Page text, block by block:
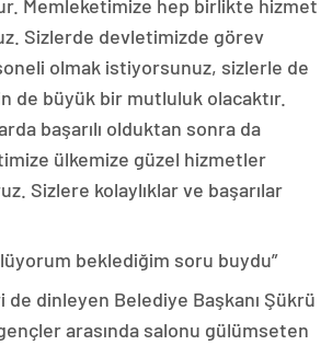
Memleketimize hep birlikte hizmet
Sizlerde devletimizde görev
olmak istiyorsunuz, sizlerle de
de büyük bir mutluluk olacaktır.
başarılı olduktan sonra da
ülkemize güzel hizmetler
Sizlere kolaylıklar ve başarılar
beklediğim soru buydu”
dinleyen Belediye Başkanı Şükrü
arasında salonu gülümseten